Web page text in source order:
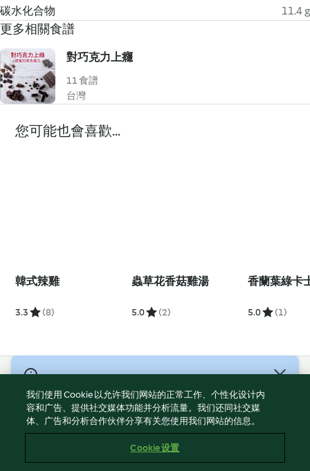
碳水化合物
11.4 g
更多相關食譜
對巧克力上癮
11 食譜
台灣
您可能也會喜歡...
韓式辣雞
3.3 (8)
蟲草花香菇雞湯
5.0 (2)
香蘭葉綠卡
5.0 (1)
服務條款
隱私權政策
網頁所有權
我们使用 Cookie 以允许我们网站的正常工作、个性化设计内
容和广告、提供社交媒体功能并分析流量。我们还同社交媒
体、广告和分析合作伙伴分享有关您使用我们网站的信息。
Cookie 设置